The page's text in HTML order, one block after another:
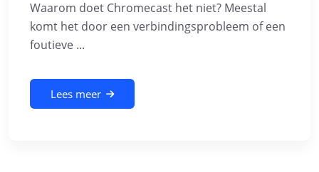
Waarom doet Chromecast het niet? Meestal
komt het door een verbindingsprobleem of een
foutieve ...
Lees meer